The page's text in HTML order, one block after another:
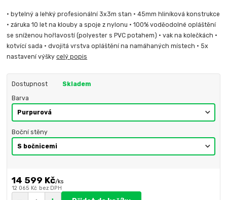
• bytelný a lehký profesionální 3x3m stan • 45mm hliníková konstrukce
• záruka 10 let na klouby a spoje z nylonu • 100% voděodolné opláštění
se sníženou hořlavostí (polyester s PVC potahem) • vak na kolečkách •
kotvící sada • dvojitá vrstva opláštění na namáhaných místech • 5x
nastavení výškycelý popis
Dostupnost Skladem
Barva
Boční stěny
14 599 Kč/ks
12 065 Kč bez DPH